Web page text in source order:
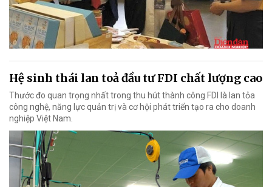
Hệ sinh thái lan toả đầu tư FDI chất lượng cao
Thước đo quan trọng nhất trong thu hút thành công FDI là lan tỏa
công nghệ, năng lực quản trị và cơ hội phát triển tạo ra cho doanh
nghiệp Việt Nam.